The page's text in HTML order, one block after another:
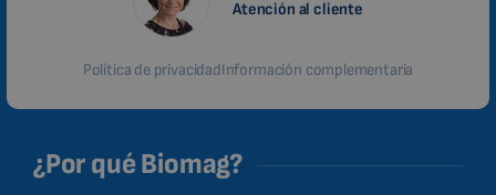
Atención al cliente
Política de privacidadInformación complementaria
¿Por qué Biomag?